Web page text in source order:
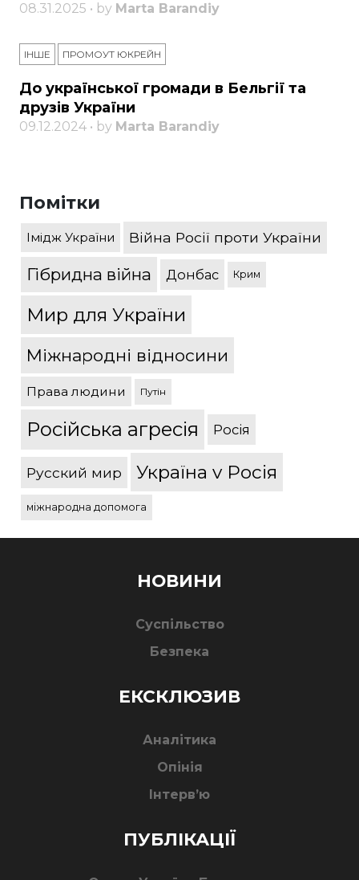
08.31.2025 • by Marta Barandiy
ІНШЕ ПРОМОУТ ЮКРЕЙН
До української громади в Бельгії та
друзів України
09.12.2024 • by Marta Barandiy
Помітки
Імідж України Війна Росії проти України
Гібридна війна Донбас Крим
Мир для України
Міжнародні відносини
Права людини Путін
Російська агресія Росія
Русский мир Україна v Росія
міжнародна допомога
НОВИНИ
Суспільство
Безпека
ЕКСКЛЮЗИВ
Аналітика
Опінія
Інтерв’ю
ПУБЛІКАЦІЇ